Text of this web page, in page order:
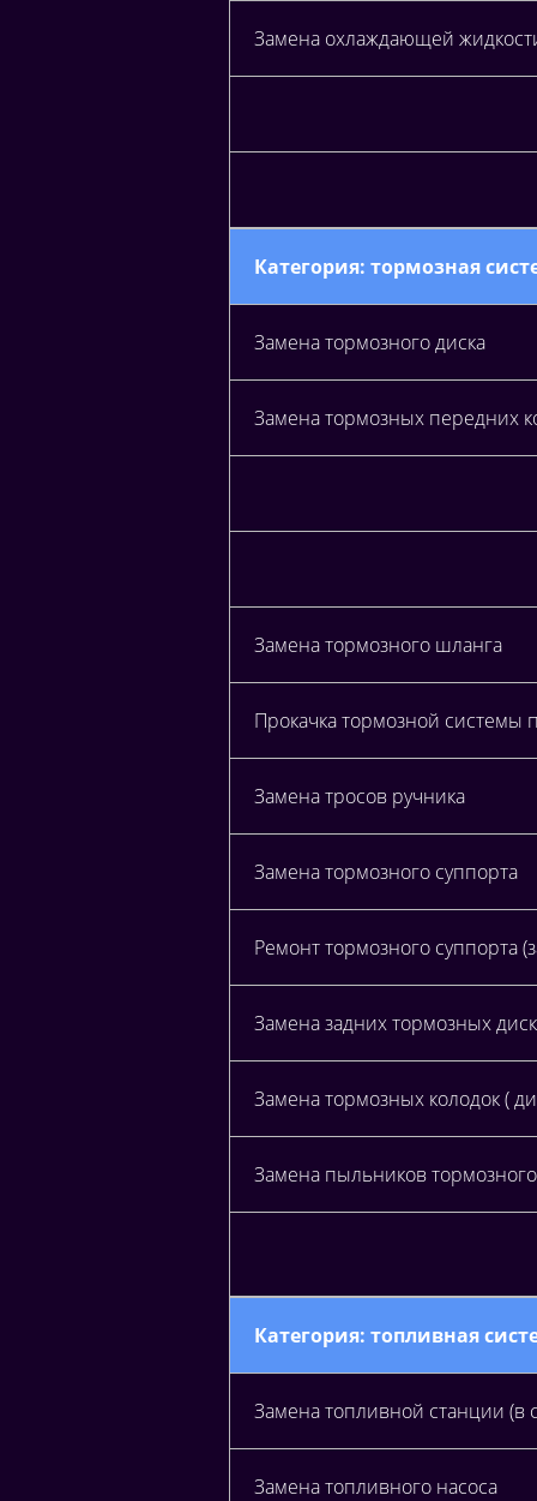
Замена охлаждающей
Категория: тормозная
Замена тормозного диска
Замена тормозных передних
Замена тормозного шланга
Прокачка тормозной системы
Замена тросов ручника
Замена тормозного суппорта
Ремонт тормозного суппорта
Замена задних тормозных
Замена тормозных колодок (
Замена пыльников
Категория: топливная
Замена топливной станции (в
Замена топливного насоса